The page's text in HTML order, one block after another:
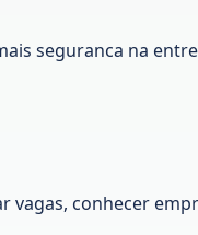
seguranca na
conhecer